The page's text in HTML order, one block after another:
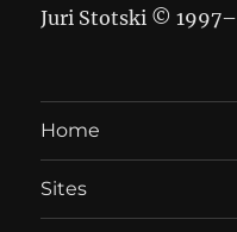
Juri Stotski © 1997–
Home
Sites